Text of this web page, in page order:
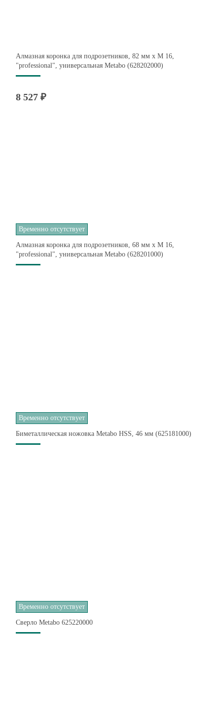
Алмазная коронка для подрозетников, 82 мм x M 16,
"professional", универсальная Metabo (628202000)
8 527 ₽
Временно отсутствует
Алмазная коронка для подрозетников, 68 мм x M 16,
"professional", универсальная Metabo (628201000)
Временно отсутствует
Биметаллическая ножовка Metabo HSS, 46 мм (625181000)
Временно отсутствует
Сверло Metabo 625220000